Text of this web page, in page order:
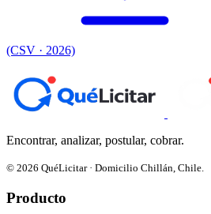
(CSV · 2026)
Encontrar, analizar, postular, cobrar.
© 2026 QuéLicitar · Domicilio Chillán, Chile.
Producto